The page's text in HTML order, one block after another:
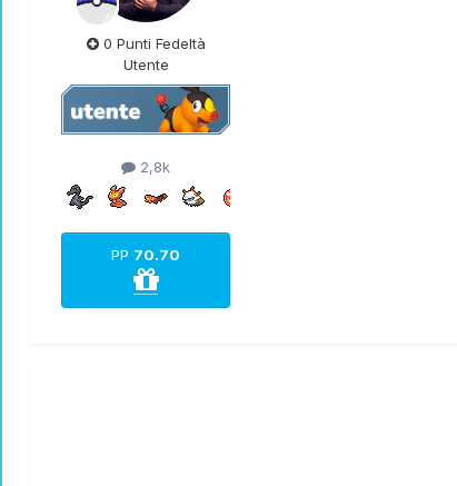
0 Punti Fedeltà
Utente
2,8k
PP 70.70